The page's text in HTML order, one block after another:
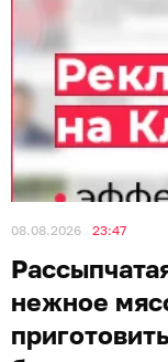
08.08.2026 23:47
нежное